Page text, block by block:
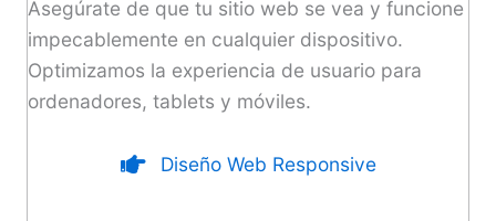
Asegúrate de que tu sitio web se vea y funcione
impecablemente en cualquier dispositivo.
Optimizamos la experiencia de usuario para
ordenadores, tablets y móviles.
Diseño Web Responsive